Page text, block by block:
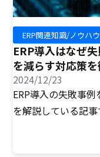
ERP関連知識/ノウハウ
ERP導入はなぜ
を減らす対応策
2024/12/23
ERP導入の失敗事
を解説している記